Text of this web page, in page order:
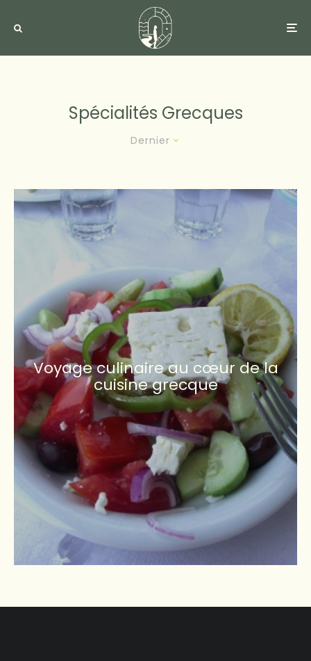
Spécialités Grecques
Dernier
Voyage culinaire au cœur de la
cuisine grecque